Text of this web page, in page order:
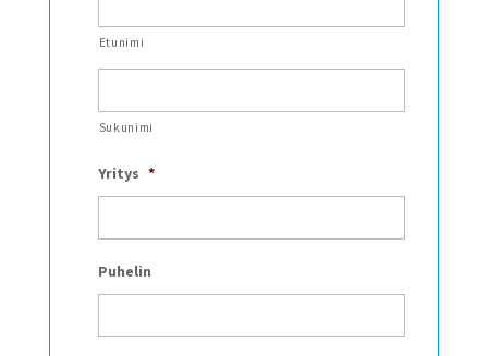
Etunimi
Sukunimi
Yritys *
Puhelin